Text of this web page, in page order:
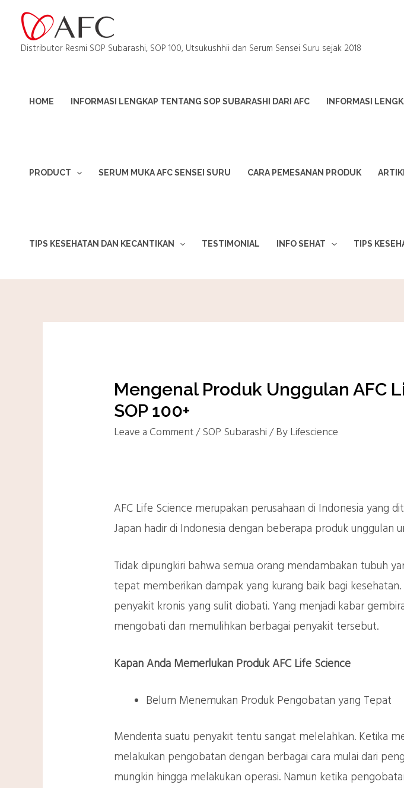
Distributor Resmi SOP Subarashi, SOP 100, Utsukushhii dan Serum Sensei Suru sejak 2018
HOME INFORMASI LENGKAP TENTANG SOP SUBARASHI DARI AFC INFORMASI
PRODUCT SERUM MUKA AFC SENSEI SURU CARA PEMESANAN PRODUK
TIPS KESEHATAN DAN KECANTIKAN TESTIMONIAL INFO SEHAT TIPS
Mengenal Produk Unggulan AFC
SOP 100+
Leave a Comment/SOP Subarashi/ ByLifescience
AFC Life Science merupakan perusahaan di Indonesia yang
Japan hadir di Indonesia dengan beberapa produk unggulan
Tidak dipungkiri bahwa semua orang mendambakan tubuh
tepat memberikan dampak yang kurang baik bagi
penyakit kronis yang sulit diobati. Yang menjadi kabar
mengobati dan memulihkan berbagai penyakit tersebut.
Kapan Anda Memerlukan Produk AFC Life Science
Belum Menemukan Produk Pengobatan yang Tepat
Menderita suatu penyakit tentu sangat melelahkan. Ketika
melakukan pengobatan dengan berbagai cara mulai dari
mungkin hingga melakukan operasi. Namun ketika